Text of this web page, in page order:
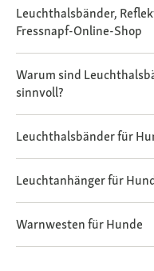
Leuchthalsbänder,
Fressnapf-Online-Shop
Warum sind
sinnvoll?
Leuchthalsbänder für
Leuchtanhänger für
Warnwesten für Hunde